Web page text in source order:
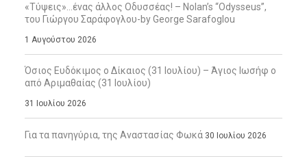
«Τύψεις»…ένας άλλος Οδυσσέας! – Nolan’s “Odysseus”,
του Γιώργου Σαράφογλου-by George Sarafoglou
1 Αυγούστου 2026
Όσιος Ευδόκιμος ο Δίκαιος (31 Ιουλίου) – Άγιος Ιωσήφ ο
από Αριμαθαίας (31 Ιουλίου)
31 Ιουλίου 2026
Για τα πανηγύρια, της Αναστασίας Φωκά 30 Ιουλίου 2026